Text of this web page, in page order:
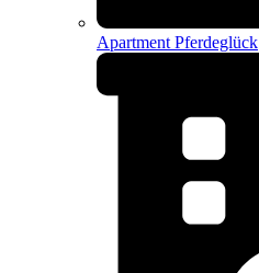
Apartment Pferdeglück